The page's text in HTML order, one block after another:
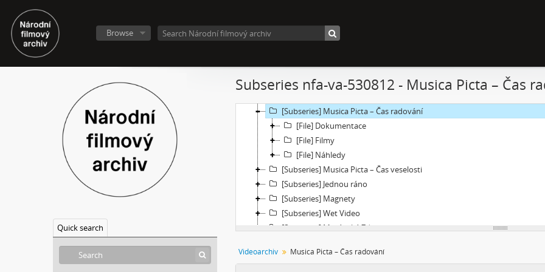
Browse
Quick search
Subseries nfa-va-530812 - Musica Picta – Čas
[Subseries] Musica Picta – Chvíle něhy
[Subseries] Musica Picta – Hodina slavnosti
[Subseries] Musica Picta – Čas smutku
[Subseries] Velká dětská symfonie
[Subseries] Musica Picta – Čas radování
[File] Dokumentace
[File] Filmy
[File] Náhledy
[Subseries] Musica Picta – Čas veselosti
[Subseries] Jednou ráno
[Subseries] Magnety
[Subseries] Wet Video
[Subseries] Muránská Zdychava
[Subseries] O velikosti významu
Videoarchiv Musica Picta – Čas radování